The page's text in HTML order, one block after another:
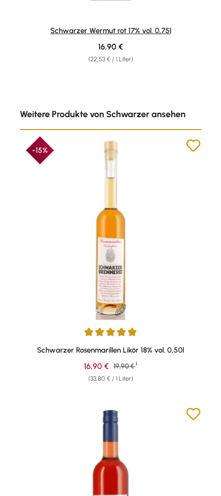
Schwarzer Wermut rot 17% vol. 0,75l
(22,53 € / 1 Liter)
Regulärer Preis:
16,90 €
Weitere Produkte von Schwarzer ansehen
-15%
Durchschnittliche Bewertung von 5 von 5 Sternen
Schwarzer Rosenmarillen Likör 18% vol. 0,50l
(33,80 € / 1 Liter)
Verkaufspreis:
16,90 € Regulärer Preis:
19,90 € 1